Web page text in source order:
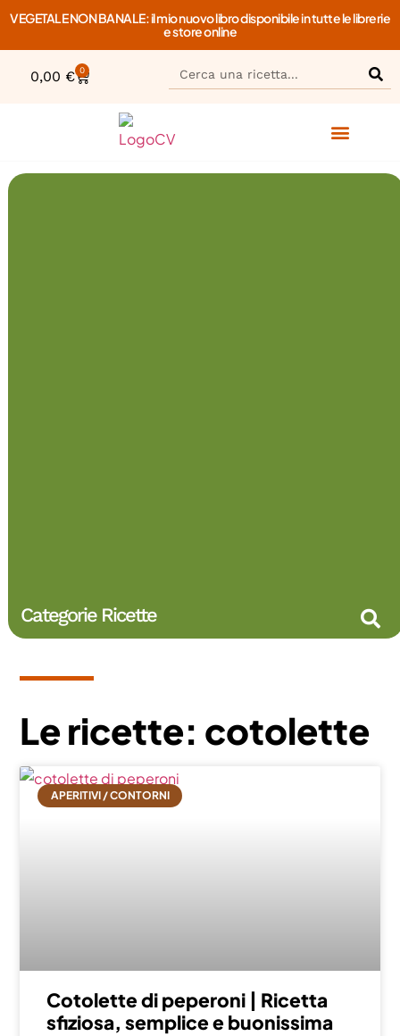
VEGETALE NON BANALE: il mio nuovo libro disponibile in tutte le librerie
e store online
0,00 € 0
Categorie Ricette
Le ricette: cotolette
APERITIVI / CONTORNI
Cotolette di peperoni | Ricetta
sfiziosa, semplice e buonissima